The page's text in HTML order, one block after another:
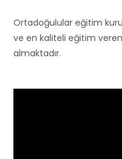
Ortadoğulular eğitim
ve en kaliteli eğitim
almaktadır.